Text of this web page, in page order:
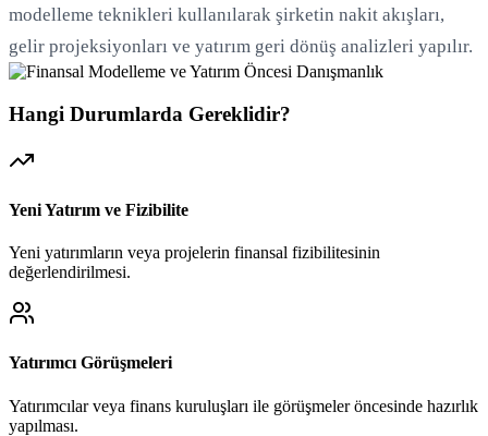
modelleme teknikleri kullanılarak şirketin nakit akışları,
gelir projeksiyonları ve yatırım geri dönüş analizleri yapılır.
Hangi Durumlarda Gereklidir?
Yeni Yatırım ve Fizibilite
Yeni yatırımların veya projelerin finansal fizibilitesinin
değerlendirilmesi.
Yatırımcı Görüşmeleri
Yatırımcılar veya finans kuruluşları ile görüşmeler öncesinde hazırlık
yapılması.